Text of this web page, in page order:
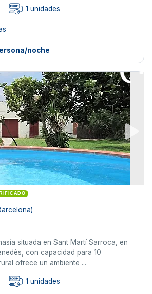
1 unidades
noche
situada en Sant Martí Sarroca, en
con capacidad para 10
ofrece un ambiente ...
1 unidades